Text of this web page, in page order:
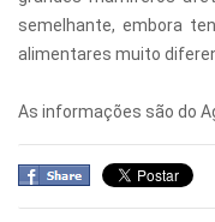
semelhante, embora
alimentares muito
As informações são do